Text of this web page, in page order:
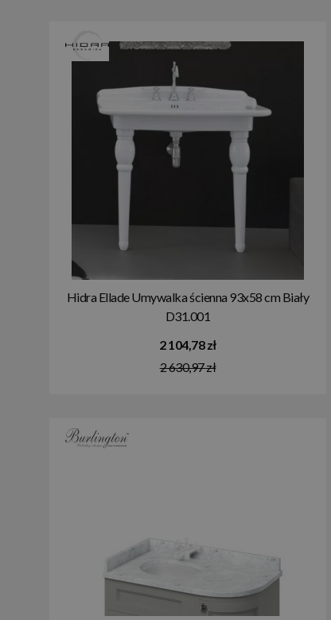
Hidra Ellade Umywalka ścienna 93x58 cm Biały
D31.001
2 104,78 zł
2 630,97 zł